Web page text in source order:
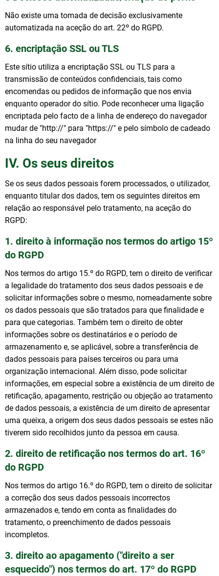
Não existe uma tomada de decisão exclusivamente
automatizada na aceção do art. 22º do RGPD.
6. encriptação SSL ou TLS
Este sítio utiliza a encriptação SSL ou TLS para a
transmissão de conteúdos confidenciais, tais como
encomendas ou pedidos de informação que nos envia
enquanto operador do sítio. Pode reconhecer uma ligação
encriptada pelo facto de a linha de endereço do navegador
mudar de "http://" para "https://" e pelo símbolo de cadeado
na linha do seu navegador
IV. Os seus direitos
Se os seus dados pessoais forem processados, o utilizador,
enquanto titular dos dados, tem os seguintes direitos em
relação ao responsável pelo tratamento, na aceção do
RGPD:
1. direito à informação nos termos do artigo 15º
do RGPD
Nos termos do artigo 15.º do RGPD, tem o direito de verificar
a legalidade do tratamento dos seus dados pessoais e de
solicitar informações sobre o mesmo, nomeadamente sobre
os dados pessoais que são tratados para que finalidade e
para que categorias. Também tem o direito de obter
informações sobre os destinatários e o período de
armazenamento e, se aplicável, sobre a transferência de
dados pessoais para países terceiros ou para uma
organização internacional. Além disso, pode solicitar
informações, em especial sobre a existência de um direito de
retificação, apagamento, restrição ou objeção ao tratamento
de dados pessoais, a existência de um direito de apresentar
uma queixa, a origem dos seus dados pessoais se estes não
tiverem sido recolhidos junto da pessoa em causa.
2. direito de retificação nos termos do art. 16º
do RGPD
Nos termos do artigo 16.º do RGPD, tem o direito de solicitar
a correção dos seus dados pessoais incorrectos
armazenados e, tendo em conta as finalidades do
tratamento, o preenchimento de dados pessoais
incompletos.
3. direito ao apagamento ("direito a ser
esquecido") nos termos do art. 17º do RGPD